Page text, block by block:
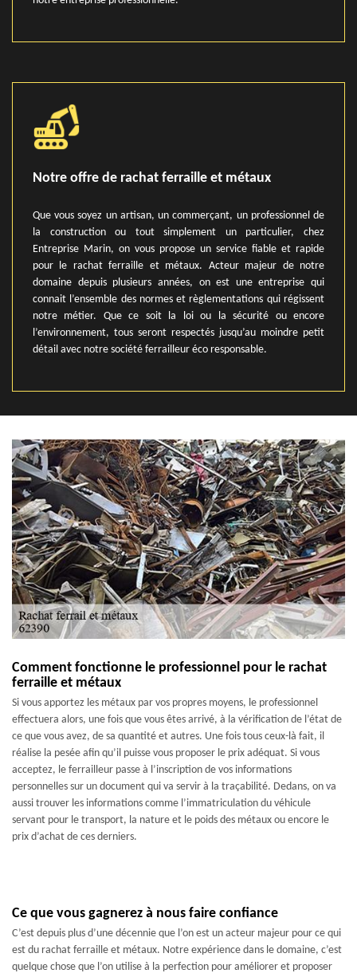
Notre offre de rachat ferraille et métaux
Que vous soyez un artisan, un commerçant, un professionnel de
la construction ou tout simplement un particulier, chez
Entreprise Marin, on vous propose un service fiable et rapide
pour le rachat ferraille et métaux. Acteur majeur de notre
domaine depuis plusieurs années, on est une entreprise qui
connait l’ensemble des normes et règlementations qui régissent
notre métier. Que ce soit la loi ou la sécurité ou encore
l’environnement, tous seront respectés jusqu’au moindre petit
détail avec notre société ferrailleur éco responsable.
Comment fonctionne le professionnel pour le rachat
ferraille et métaux
Si vous apportez les métaux par vos propres moyens, le professionnel
effectuera alors, une fois que vous êtes arrivé, à la vérification de l’état de
ce que vous avez, de sa quantité et autres. Une fois tous ceux-là fait, il
réalise la pesée afin qu’il puisse vous proposer le prix adéquat. Si vous
acceptez, le ferrailleur passe à l’inscription de vos informations
personnelles sur un document qui va servir à la traçabilité. Dedans, on va
aussi trouver les informations comme l’immatriculation du véhicule
servant pour le transport, la nature et le poids des métaux ou encore le
prix d’achat de ces derniers.
Ce que vous gagnerez à nous faire confiance
C’est depuis plus d’une décennie que l’on est un acteur majeur pour ce qui
est du rachat ferraille et métaux. Notre expérience dans le domaine, c’est
quelque chose que l’on utilise à la perfection pour améliorer et proposer